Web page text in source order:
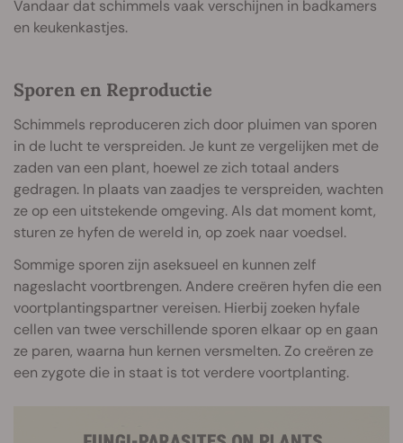
Vandaar dat schimmels vaak verschijnen in badkamers
en keukenkastjes.
Sporen en Reproductie
Schimmels reproduceren zich door pluimen van sporen
in de lucht te verspreiden. Je kunt ze vergelijken met de
zaden van een plant, hoewel ze zich totaal anders
gedragen. In plaats van zaadjes te verspreiden, wachten
ze op een uitstekende omgeving. Als dat moment komt,
sturen ze hyfen de wereld in, op zoek naar voedsel.
Sommige sporen zijn aseksueel en kunnen zelf
nageslacht voortbrengen. Andere creëren hyfen die een
voortplantingspartner vereisen. Hierbij zoeken hyfale
cellen van twee verschillende sporen elkaar op en gaan
ze paren, waarna hun kernen versmelten. Zo creëren ze
een zygote die in staat is tot verdere voortplanting.